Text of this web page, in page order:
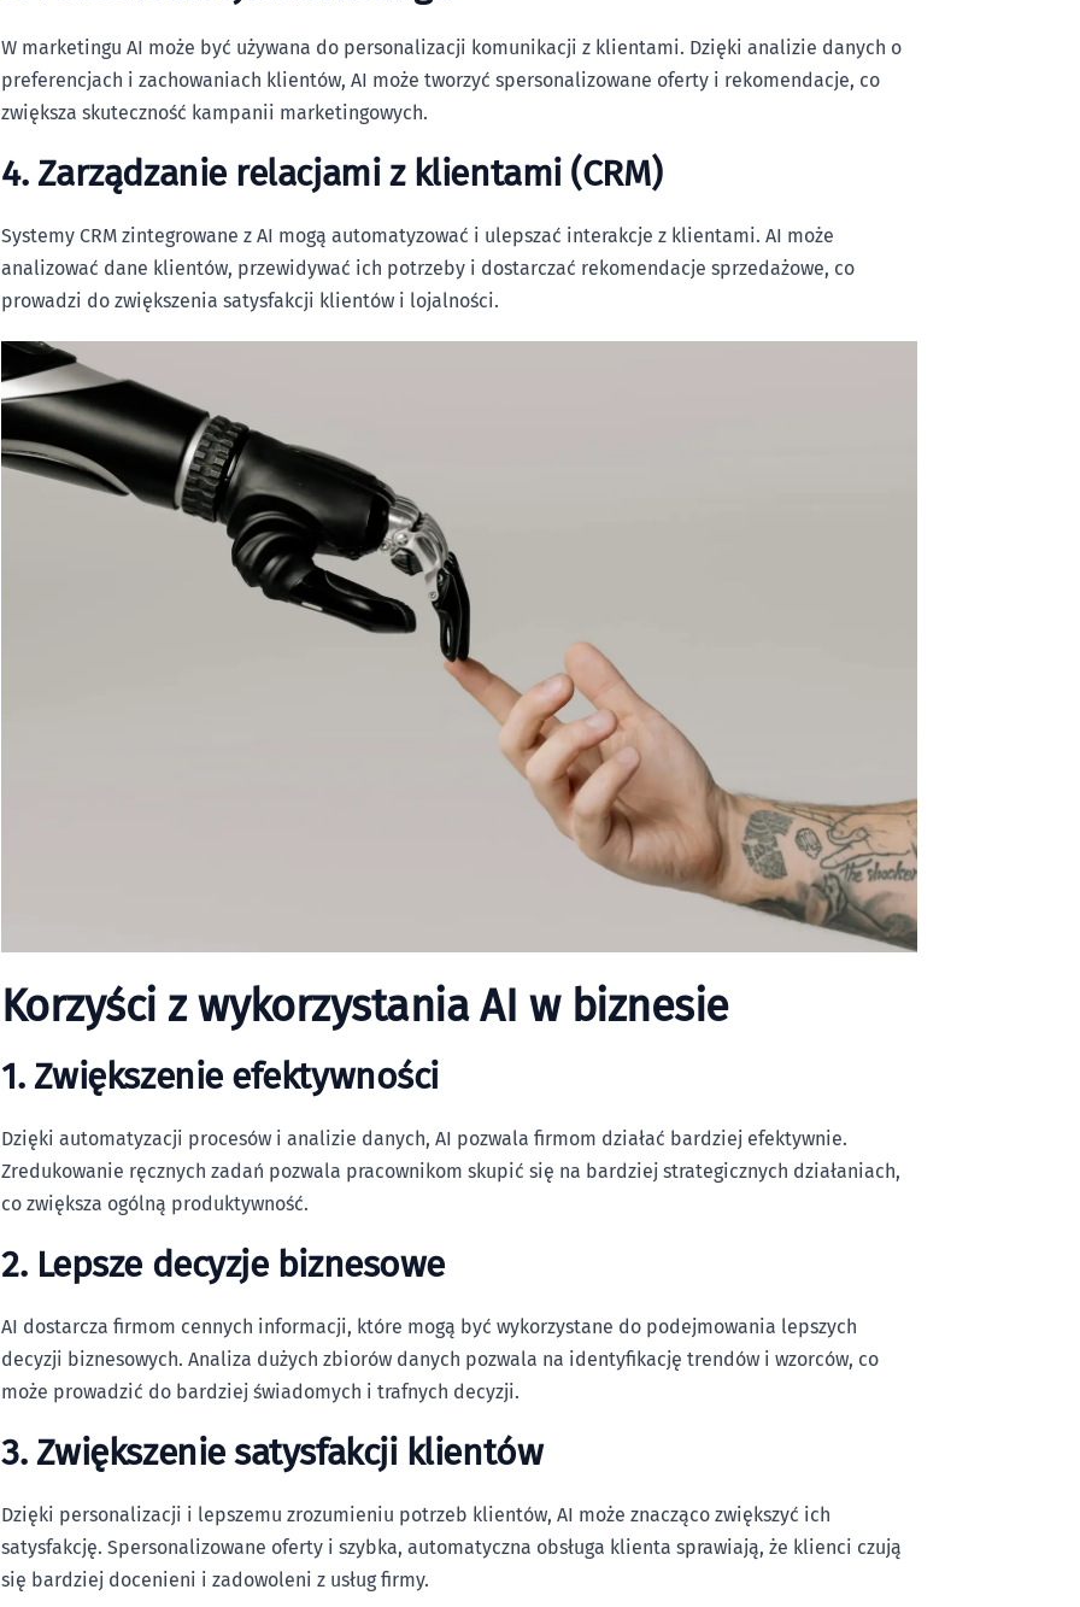
W marketingu AI może być używana do personalizacji komunikacji z klientami. Dzięki analizie danych o
preferencjach i zachowaniach klientów, AI może tworzyć spersonalizowane oferty i rekomendacje, co
zwiększa skuteczność kampanii marketingowych.
4. Zarządzanie relacjami z klientami (CRM)
Systemy CRM zintegrowane z AI mogą automatyzować i ulepszać interakcje z klientami. AI może
analizować dane klientów, przewidywać ich potrzeby i dostarczać rekomendacje sprzedażowe, co
prowadzi do zwiększenia satysfakcji klientów i lojalności.
Korzyści z wykorzystania AI w biznesie
1. Zwiększenie efektywności
Dzięki automatyzacji procesów i analizie danych, AI pozwala firmom działać bardziej efektywnie.
Zredukowanie ręcznych zadań pozwala pracownikom skupić się na bardziej strategicznych działaniach,
co zwiększa ogólną produktywność.
2. Lepsze decyzje biznesowe
AI dostarcza firmom cennych informacji, które mogą być wykorzystane do podejmowania lepszych
decyzji biznesowych. Analiza dużych zbiorów danych pozwala na identyfikację trendów i wzorców, co
może prowadzić do bardziej świadomych i trafnych decyzji.
3. Zwiększenie satysfakcji klientów
Dzięki personalizacji i lepszemu zrozumieniu potrzeb klientów, AI może znacząco zwiększyć ich
satysfakcję. Spersonalizowane oferty i szybka, automatyczna obsługa klienta sprawiają, że klienci czują
się bardziej docenieni i zadowoleni z usług firmy.